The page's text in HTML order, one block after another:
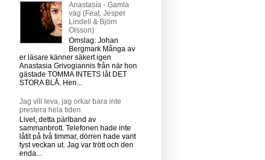
Anastasía - Gamla
väg (Feat. Jesper
Lindell & Björn
Olsson)
Omslag: Johan
Bergmark Många av
er läsare känner säkert igen
Anastasia Grivogiannis från när hon
gästade TOMMA INTETS låt DET
STORA BLÅ. Hen...
Jag vill leva, jag orkar bara inte
prestera hela tiden
Livet, detta pärlband av
sammanbrott. Telefonen hade inte
låtit på två timmar, dörren hade varit
tyst veckan ut. Jag var trött och den
enda...